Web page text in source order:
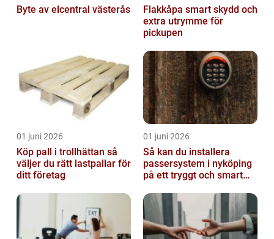
Byte av elcentral västerås
Flakkåpa smart skydd och
extra utrymme för
pickupen
01 juni 2026
Köp pall i trollhättan så
väljer du rätt lastpallar för
ditt företag
01 juni 2026
Så kan du installera
passersystem i nyköping
på ett tryggt och smart